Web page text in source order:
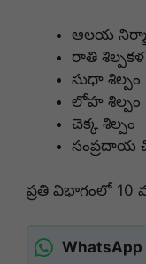
ఆలయ
రాతి శిల్పకళ
సుధా శిల్పం
లోహ శిల్పం
చెక్క శిల్పం
సంప్రదాయ
ప్రతి విభాగంలో 10
WhatsApp